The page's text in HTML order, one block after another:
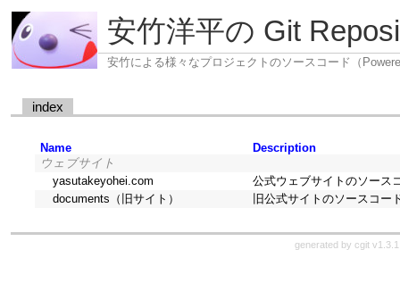
安竹洋平の Git
安竹による様々なプロジェクトのソースコード（
index
Name
Description
ウェブサイト
yasutakeyohei.com
公式ウェブサイトのソース
documents（旧サイト）
旧公式サイトのソースコー
generated by cgit v1.3.1